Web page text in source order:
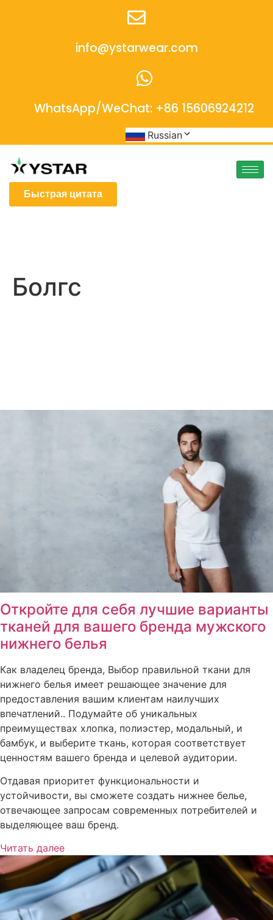
info@ystarwear.com
WhatsApp/WeChat: +86 15606924212
Russian
Быстрая цитата
Болгс
Откройте для себя лучшие варианты
тканей для вашего бренда мужского
нижнего белья
Как владелец бренда, Выбор правильной ткани для
нижнего белья имеет решающее значение для
предоставления вашим клиентам наилучших
впечатлений.. Подумайте об уникальных
преимуществах хлопка, полиэстер, модальный, и
бамбук, и выберите ткань, которая соответствует
ценностям вашего бренда и целевой аудитории.
Отдавая приоритет функциональности и
устойчивости, вы сможете создать нижнее белье,
отвечающее запросам современных потребителей и
выделяющее ваш бренд.
Читать далее